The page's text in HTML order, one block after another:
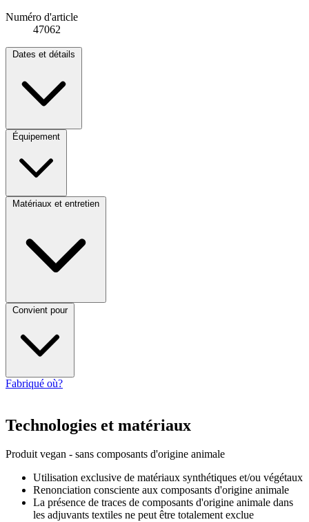
Numéro d'article
47062
Dates et détails
Équipement
Matériaux et entretien
Convient pour
Fabriqué où?
Technologies et matériaux
Produit vegan - sans composants d'origine animale
Utilisation exclusive de matériaux synthétiques et/ou végétaux
Renonciation consciente aux composants d'origine animale
La présence de traces de composants d'origine animale dans
les adjuvants textiles ne peut être totalement exclue